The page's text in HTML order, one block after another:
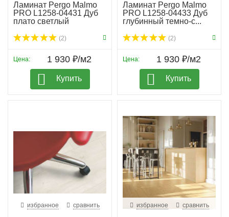
Ламинат Pergo Malmo
PRO L1258-04431 Дуб
плато светлый
(2)
Цена: 1 930 ₽/м2
Купить
Ламинат Pergo Malmo
PRO L1258-04433 Дуб
глубинный темно-с...
(2)
Цена: 1 930 ₽/м2
Купить
избранное сравнить избранное сравнить